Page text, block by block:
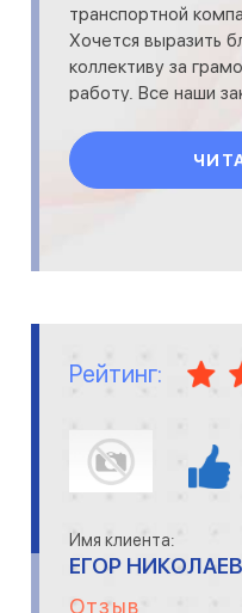
транспортной
Хочется выразить
коллективу за
работу. Все наши
Рейтинг:
Имя клиента:
ЕГОР
Отзыв